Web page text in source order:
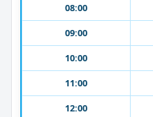
08:00
09:00
10:00
11:00
12:00